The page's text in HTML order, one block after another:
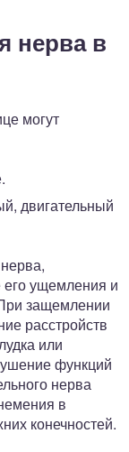
нерва в
могут
двигательный
его ущемления и
защемлении
расстройств
или
функций
нерва
в
конечностей.